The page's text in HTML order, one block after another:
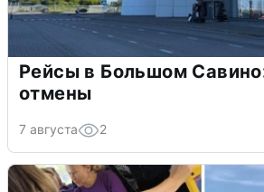
Рейсы в Большом
отмены
7 августа 2